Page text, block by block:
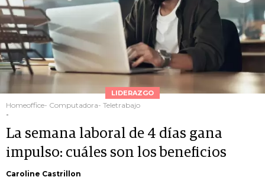
LIDERAZGO
Homeoffice- Computadora- Teletrabajo
-
La semana laboral de 4 días gana
impulso: cuáles son los beneficios
Caroline Castrillon